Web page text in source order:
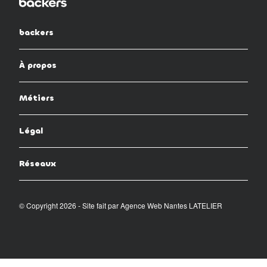
backers
À propos
Métiers
Légal
Réseaux
© Copyright 2026 - Site fait parAgence Web Nantes LATELIER